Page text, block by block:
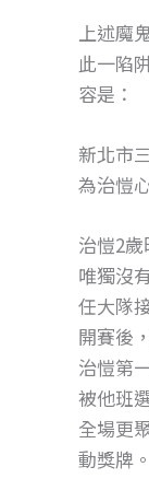
上述魔
此一陷
容是：
新北市
為治愷
治愷2
唯獨沒
任大隊
開賽後
治愷第
被他班
全場更
動獎牌。